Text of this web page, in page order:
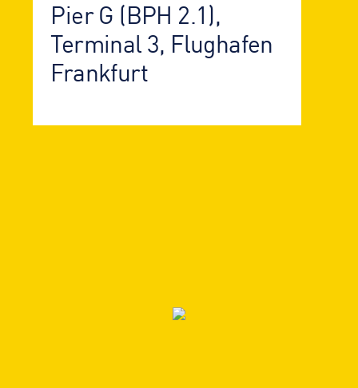
Pier G (BPH 2.1),
Terminal 3, Flughafen
Frankfurt